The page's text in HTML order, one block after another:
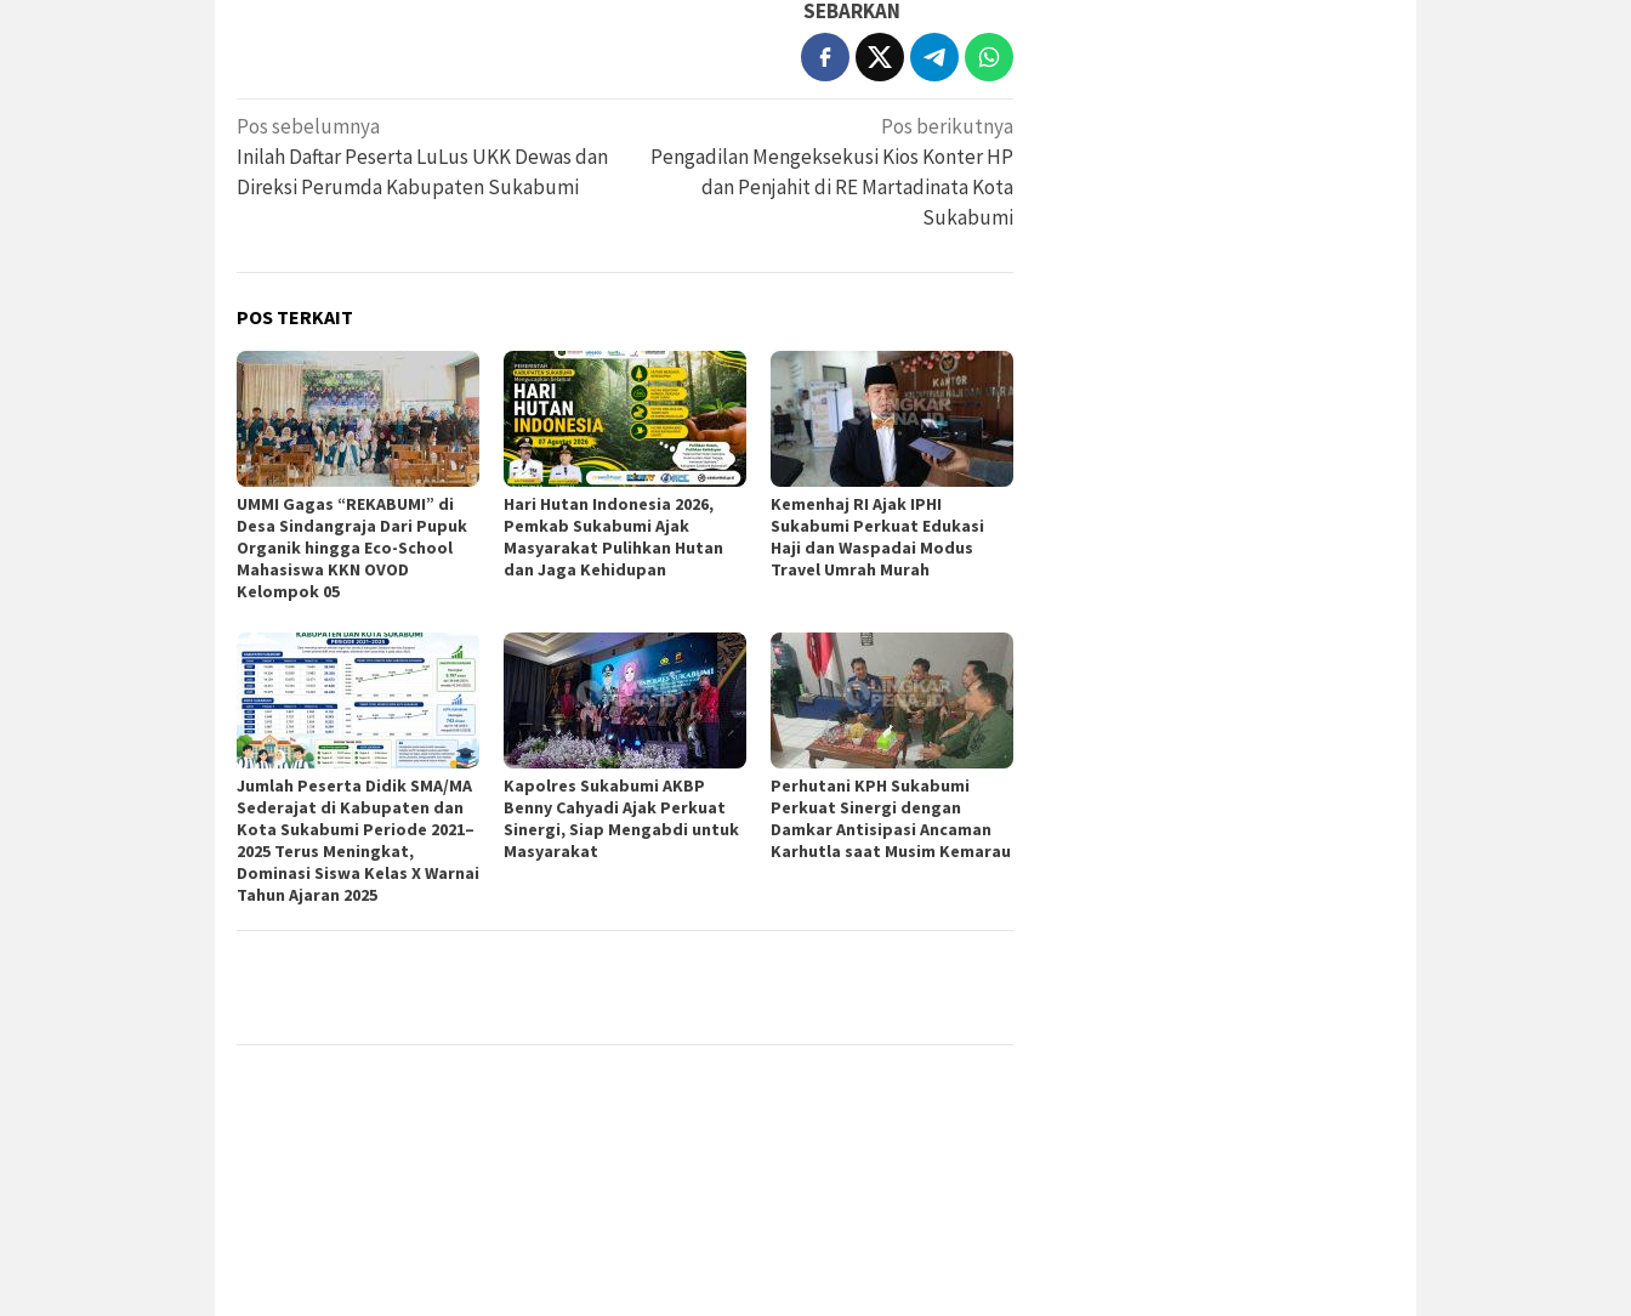
SEBARKAN
Navigasi
pos
Pos sebelumnya
Inilah Daftar Peserta LuLus UKK Dewas dan
Direksi Perumda Kabupaten Sukabumi
Pos berikutnya
Pengadilan Mengeksekusi Kios Konter HP
dan Penjahit di RE Martadinata Kota
Sukabumi
POS TERKAIT
UMMI Gagas “REKABUMI” di
Desa Sindangraja Dari Pupuk
Organik hingga Eco-School
Mahasiswa KKN OVOD
Kelompok 05
Hari Hutan Indonesia 2026,
Pemkab Sukabumi Ajak
Masyarakat Pulihkan Hutan
dan Jaga Kehidupan
Kemenhaj RI Ajak IPHI
Sukabumi Perkuat Edukasi
Haji dan Waspadai Modus
Travel Umrah Murah
Jumlah Peserta Didik SMA/MA
Sederajat di Kabupaten dan
Kota Sukabumi Periode 2021–
2025 Terus Meningkat,
Dominasi Siswa Kelas X Warnai
Tahun Ajaran 2025
Kapolres Sukabumi AKBP
Benny Cahyadi Ajak Perkuat
Sinergi, Siap Mengabdi untuk
Masyarakat
Perhutani KPH Sukabumi
Perkuat Sinergi dengan
Damkar Antisipasi Ancaman
Karhutla saat Musim Kemarau